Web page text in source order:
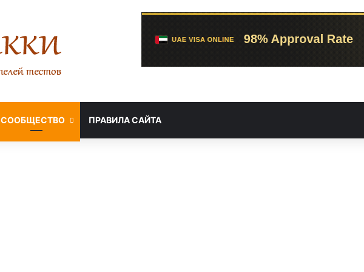
СООБЩЕСТВО ПРАВИЛА САЙТА